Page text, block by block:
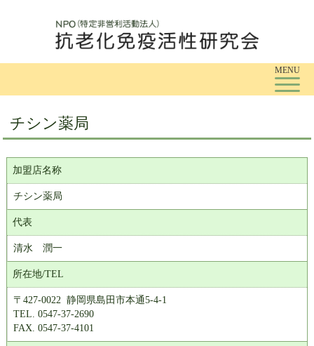
MENU
チシン薬局
加盟店名称
チシン薬局
代表
清水 潤一
所在地/TEL
〒427-0022 静岡県島田市本通5-4-1
TEL. 0547-37-2690
FAX. 0547-37-4101